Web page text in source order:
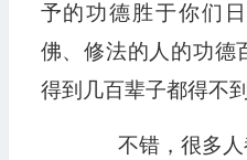
予的功德胜于你们
佛、修法的人的功德
得到几百辈子都得不
不错，很多人